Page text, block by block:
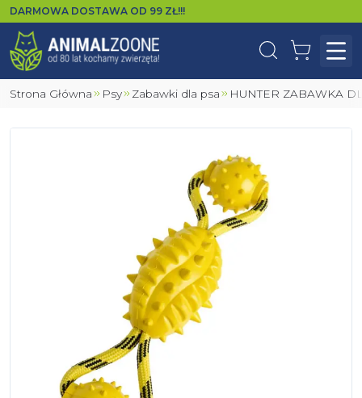
DARMOWA DOSTAWA OD 99 ZŁ!!!
WyszukajKoszyk
Strona Główna Psy Zabawki dla psa HUNTER ZABAWKA